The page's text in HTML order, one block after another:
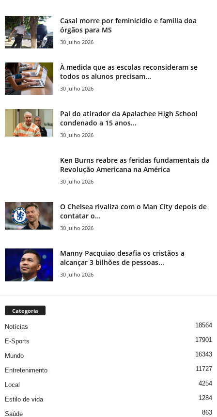
Casal morre por feminicídio e família doa
órgãos para MS
30 Julho 2026
À medida que as escolas reconsideram se
todos os alunos precisam...
30 Julho 2026
Pai do atirador da Apalachee High School
condenado a 15 anos...
30 Julho 2026
Ken Burns reabre as feridas fundamentais da
Revolução Americana na América
30 Julho 2026
O Chelsea rivaliza com o Man City depois de
contatar o...
30 Julho 2026
Manny Pacquiao desafia os cristãos a
alcançar 3 bilhões de pessoas...
30 Julho 2026
Categoria
Notícias 18564
E-Sports 17901
Mundo 16343
Entretenimento 11727
Local 4254
Estilo de vida 1284
Saúde 863